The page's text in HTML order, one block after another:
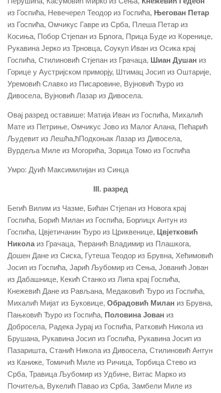
из Госпића, Невечерел Теодор из Госпића, Његован Петар
из Госпића, Омчикус Гавре из Срба, Плеша Петар из
Косиња, Побор Стјепан из Брлога, Прица Буде из Коренице,
Рукавина Јерко из Трновца, Соукуп Иван из Осика крај
Госпића, Стилиновић Стјепан из Грачаца, Шиан Душан из
Горице у Аустријском приморју, Штимац Јосип из Оштарије,
Уремовић Славко из Писаровине, Вујновић Ђуро из
Дивосела, Вујновић Лазар из Дивосела.
Овај разред оставише: Матија Иван из Госпића, Михалић
Мате из Петриње, Омчикус Јово из Малог Алана, Пећарић
Људевит из Лешћа,ћПодкоњак Лазар из Дивосела,
Вурдеља Миле из Могорића, Зорица Томо из Госпића
Умро: Дуић Максимилијан из Синца
III. разред
Бегић Вилим из Чазме, Бићан Стјепан из Новога крај
Госпића, Борић Милан из Госпића, Борлицх Антун из
Госпића, Цвјетичанин Ђуро из Цриквенице, Цвјетковић
Никола из Грачаца, Ћеранић Владимир из Плашкога,
Дошен Дане из Сиска, Гутеша Теодор из Брувна, Хећимовић
Јосип из Госпића, Јарић Љубомир из Сења, Јованић Јован
из Дабашнице, Кекић Станко из Липа крај Госпића,
Кнежевић Дане из Рављана, Медаковић Ђуро из Госпића,
Михалић Мијат из Буковице, Обрадовић Милан из Брувна,
Пањковић Ђуро из Госпића, Половина Јован из
Добросела, Радека Јурај из Госпића, Ратковић Никола из
Брушана, Рукавина Јосип из Госпића, Рукавина Јосип из
Пазаришта, Станић Никола из Дивосела, Стилиновић Антун
из Каниже, Томичић Миле из Ричица, Торбица Стево из
Срба, Травица Љубомир из Удбине, Витас Марко из
Почитеља, Вукелић Павао из Срба, Замбели Миле из